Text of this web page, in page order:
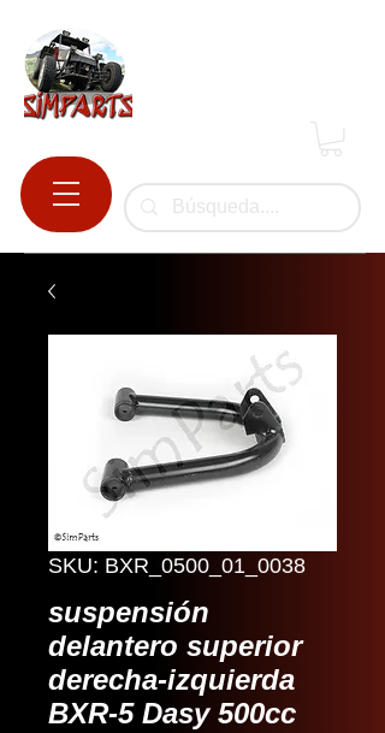
SKU: BXR_0500_01_0038
suspensión
delantero superior
derecha-izquierda
BXR-5 Dasy 500cc